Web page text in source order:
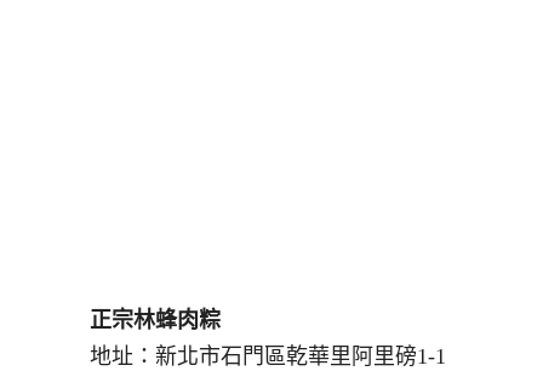
正宗林蜂肉粽
地址：新北市石門區乾華里阿里磅1-1